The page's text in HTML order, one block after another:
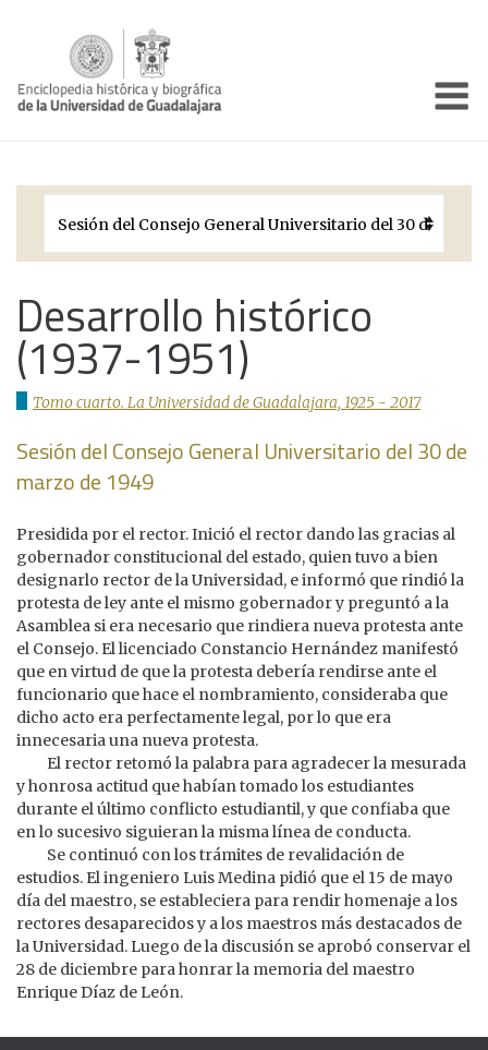
Períodos Históricos
Galería
Documentos institucionales
Desarrollo histórico
(1937-1951)
Tomo cuarto. La Universidad de Guadalajara, 1925 - 2017
Sesión del Consejo General Universitario del 30 de
marzo de 1949
Presidida por el rector. Inició el rector dando las gracias al
gobernador constitucional del estado, quien tuvo a bien
designarlo rector de la Universidad, e informó que rindió la
protesta de ley ante el mismo gobernador y preguntó a la
Asamblea si era necesario que rindiera nueva protesta ante
el Consejo. El licenciado Constancio Hernández manifestó
que en virtud de que la protesta debería rendirse ante el
funcionario que hace el nombramiento, consideraba que
dicho acto era perfectamente legal, por lo que era
innecesaria una nueva protesta.
El rector retomó la palabra para agradecer la mesurada
y honrosa actitud que habían tomado los estudiantes
durante el último conflicto estudiantil, y que confiaba que
en lo sucesivo siguieran la misma línea de conducta.
Se continuó con los trámites de revalidación de
estudios. El ingeniero Luis Medina pidió que el 15 de mayo
día del maestro, se estableciera para rendir homenaje a los
rectores desaparecidos y a los maestros más destacados de
la Universidad. Luego de la discusión se aprobó conservar el
28 de diciembre para honrar la memoria del maestro
Enrique Díaz de León.